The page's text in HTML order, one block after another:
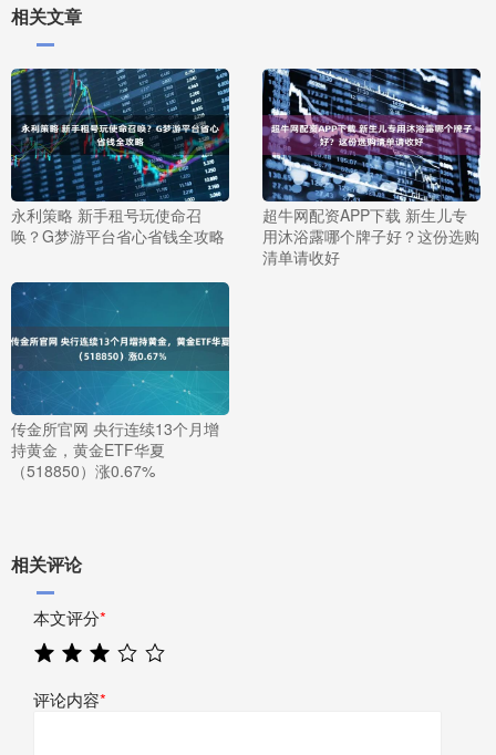
相关文章
永利策略 新手租号玩使命召
唤？G梦游平台省心省钱全攻略
超牛网配资APP下载 新生儿专
用沐浴露哪个牌子好？这份选购
清单请收好
传金所官网 央行连续13个月增
持黄金，黄金ETF华夏
（518850）涨0.67%
相关评论
本文评分*
评论内容*